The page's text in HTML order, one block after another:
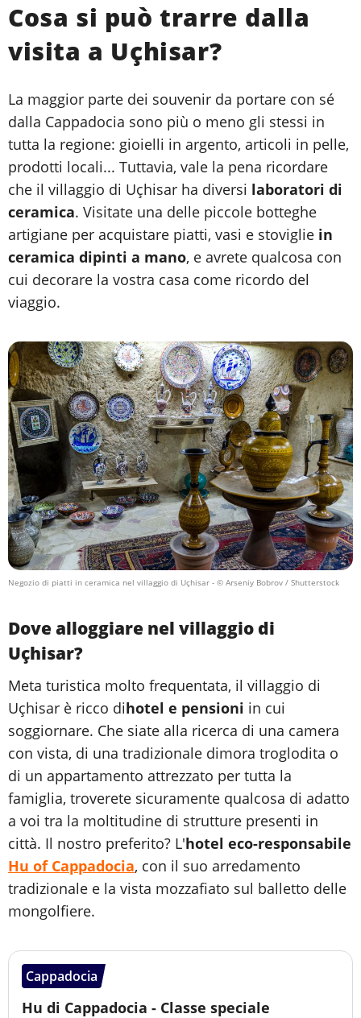
Cosa si può trarre dalla
visita a Uçhisar?
La maggior parte dei souvenir da portare con sé
dalla Cappadocia sono più o meno gli stessi in
tutta la regione: gioielli in argento, articoli in pelle,
prodotti locali... Tuttavia, vale la pena ricordare
che il villaggio di Uçhisar ha diversi laboratori di
ceramica. Visitate una delle piccole botteghe
artigiane per acquistare piatti, vasi e stoviglie in
ceramica dipinti a mano, e avrete qualcosa con
cui decorare la vostra casa come ricordo del
viaggio.
Negozio di piatti in ceramica nel villaggio di Uçhisar - © Arseniy Bobrov / Shutterstock
Dove alloggiare nel villaggio di
Uçhisar?
Meta turistica molto frequentata, il villaggio di
Uçhisar è ricco dihotel e pensioni in cui
soggiornare. Che siate alla ricerca di una camera
con vista, di una tradizionale dimora troglodita o
di un appartamento attrezzato per tutta la
famiglia, troverete sicuramente qualcosa di adatto
a voi tra la moltitudine di strutture presenti in
città. Il nostro preferito? L'hotel eco-responsabile
Hu of Cappadocia, con il suo arredamento
tradizionale e la vista mozzafiato sul balletto delle
mongolfiere.
Cappadocia
Hu di Cappadocia - Classe speciale